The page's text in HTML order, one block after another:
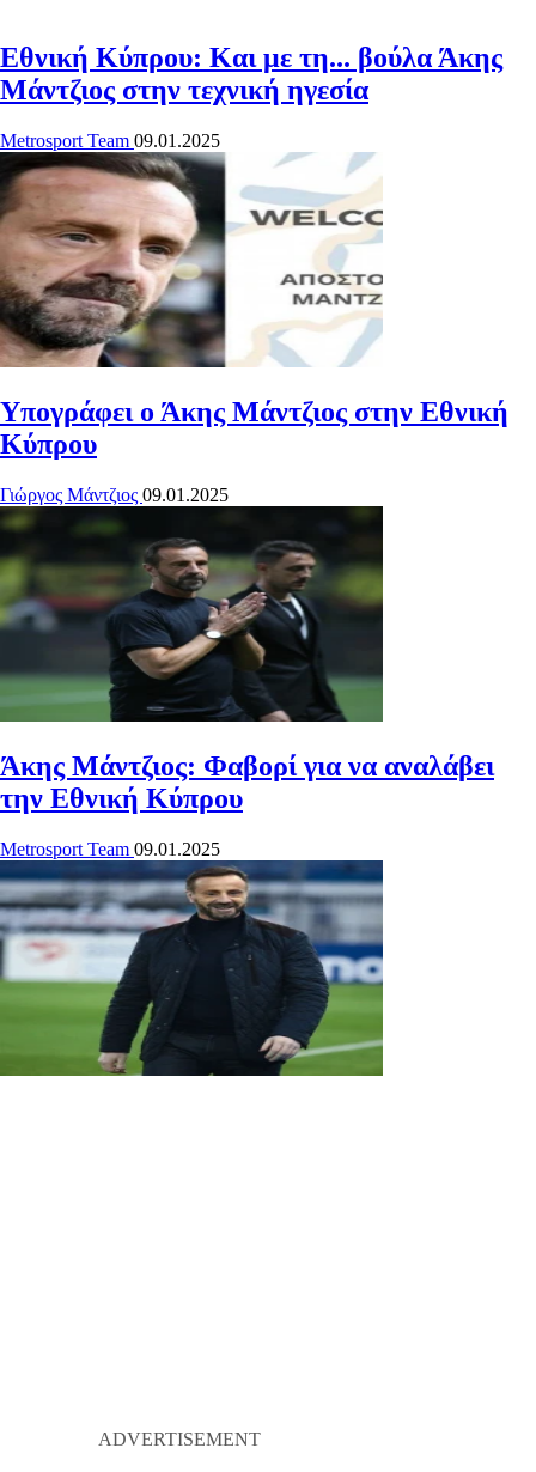
Εθνική Κύπρου: Και με τη... βούλα Άκης
Μάντζιος στην τεχνική ηγεσία
Metrosport Team 09.01.2025
Υπογράφει ο Άκης Μάντζιος στην Εθνική
Κύπρου
Γιώργος Μάντζιος 09.01.2025
Άκης Μάντζιος: Φαβορί για να αναλάβει
την Εθνική Κύπρου
Metrosport Team 09.01.2025